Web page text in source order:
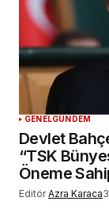
GENELGÜNDEM
Devlet
“TSK
Öneme
Editör Azra Karaca